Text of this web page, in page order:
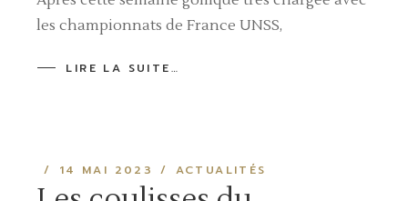
les championnats de France UNSS,
LIRE LA SUITE…
14 MAI 2023 ACTUALITÉS